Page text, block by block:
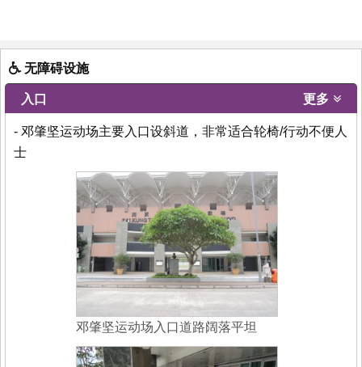
无障碍设施
入口 更多
- 邓肇坚运动场主要入口设斜道，非常适合轮椅/行动不便人
士
邓肇坚运动场入口道路阔落平坦